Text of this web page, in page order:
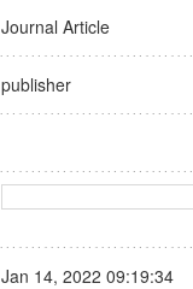
Journal Article
publisher
Jan 14, 2022 09:19:34